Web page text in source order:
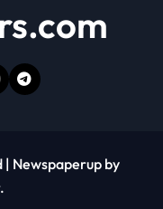
| Newspaperup by
.